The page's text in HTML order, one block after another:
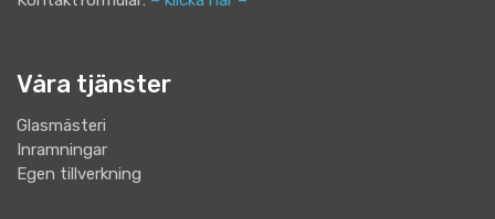
Våra tjänster
Glasmästeri
Inramningar
Egen tillverkning